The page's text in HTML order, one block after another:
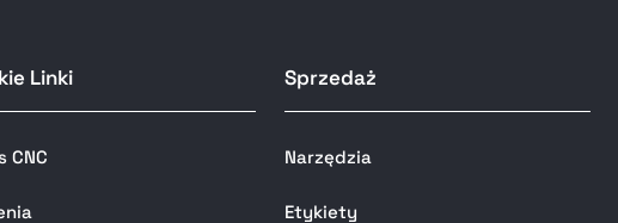
Linki
CNC
Sprzedaż
Narzędzia
Etykiety